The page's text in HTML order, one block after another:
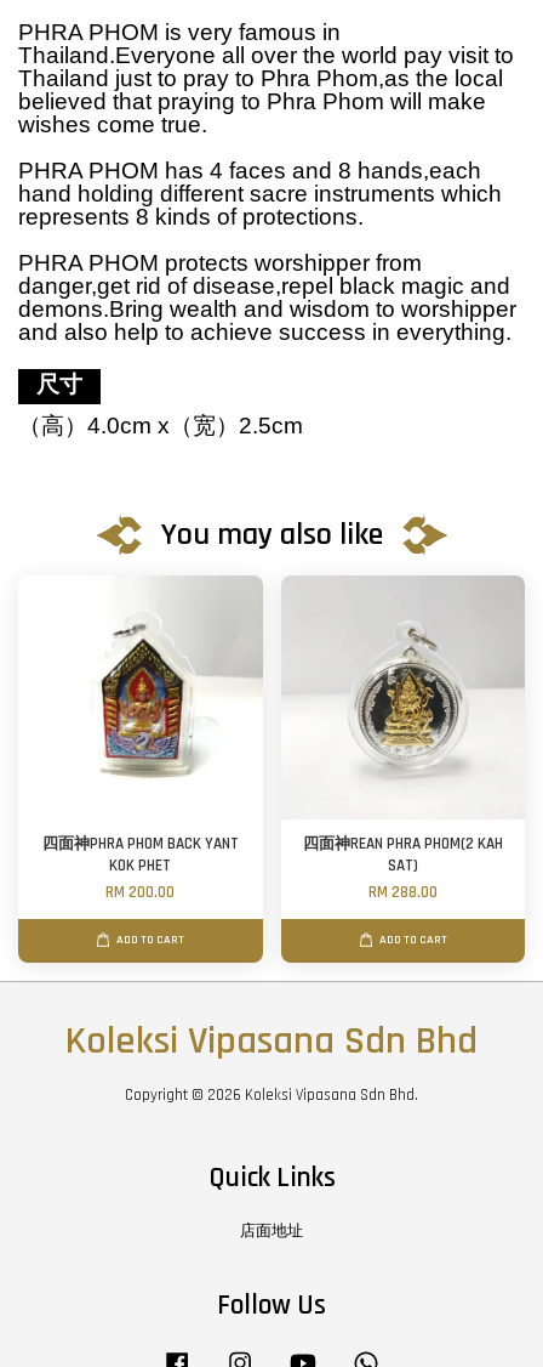
PHRA PHOM is very famous in
Thailand.Everyone all over the world pay visit to
Thailand just to pray to Phra Phom,as the local
believed that praying to Phra Phom will make
wishes come true.
PHRA PHOM has 4 faces and 8 hands,each
hand holding different sacre instruments which
represents 8 kinds of protections.
PHRA PHOM protects worshipper from
danger,get rid of disease,repel black magic and
demons.Bring wealth and wisdom to worshipper
and also help to achieve success in everything.
尺寸
（高） 4.0cm x（宽）2.5cm
You may also like
四面神PHRA PHOM BACK YANT
KOK PHET
RM 200.00
ADD TO CART
四面神REAN PHRA PHOM(2 KAH
SAT)
RM 288.00
ADD TO CART
Koleksi Vipasana Sdn Bhd
Copyright © 2026 Koleksi Vipasana Sdn Bhd.
Quick Links
店面地址
Follow Us
Facebook Instagram YouTube